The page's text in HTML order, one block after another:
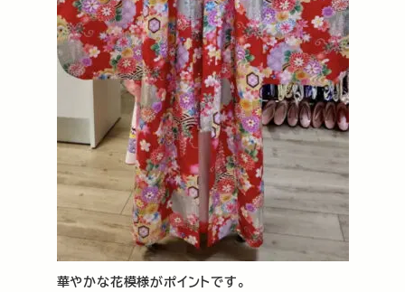
華やかな花模様がポイントです。